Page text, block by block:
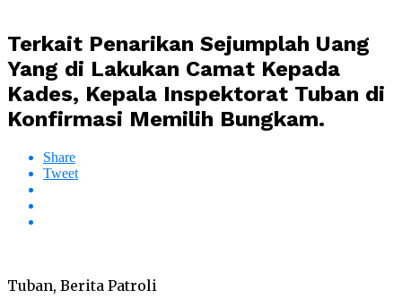
Terkait Penarikan Sejumplah Uang
Yang di Lakukan Camat Kepada
Kades, Kepala Inspektorat Tuban di
Konfirmasi Memilih Bungkam.
Share
Tweet
Tuban, Berita Patroli